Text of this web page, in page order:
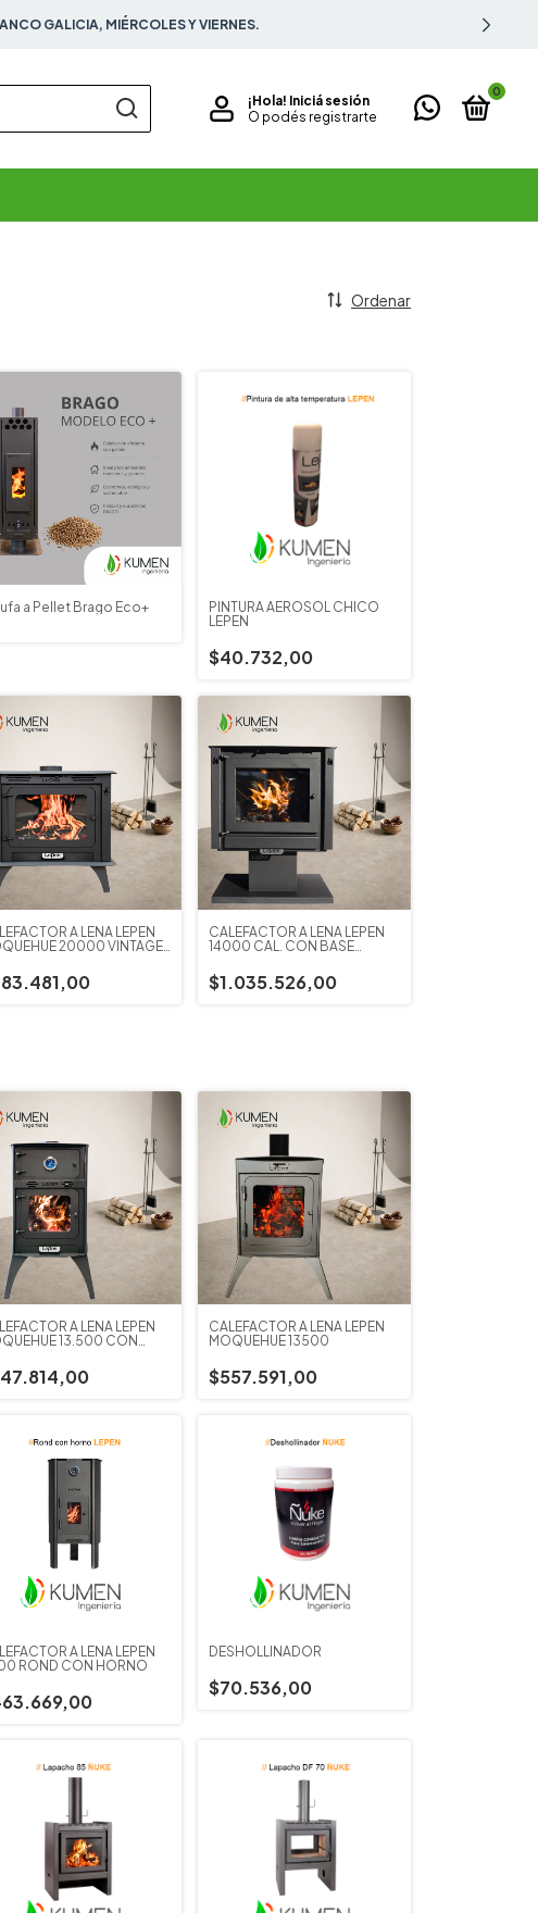
GALICIA, MIÉRCOLES Y VIERNES.
¡Hola! Iniciá sesión
O podés registrarte
0
Ordenar
a Pellet Brago Eco+
PINTURA AEROSOL CHICO
LEPEN
$40.732,00
A LEÑA LEPEN
20000 VINTAGE
CALEFACTOR A LEÑA LEPEN
14000 CAL. CON BASE
$1.035.526,00
A LEÑA LEPEN
13.500 CON
CALEFACTOR A LEÑA LEPEN
MOQUEHUE 13500
$557.591,00
A LEÑA LEPEN
ROND CON HORNO
DESHOLLINADOR
$70.536,00